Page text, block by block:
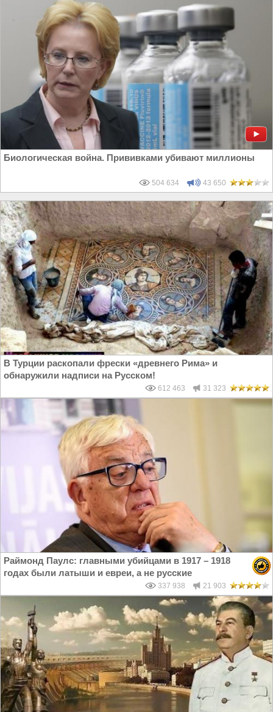
Биологическая война. Прививками убивают миллионы
504 634 43 650
В Турции раскопали фрески «древнего Рима» и
обнаружили надписи на Русском!
612 463 31 323
Раймонд Паулс: главными убийцами в 1917 – 1918
годах были латыши и евреи, а не русские
337 938 21 903